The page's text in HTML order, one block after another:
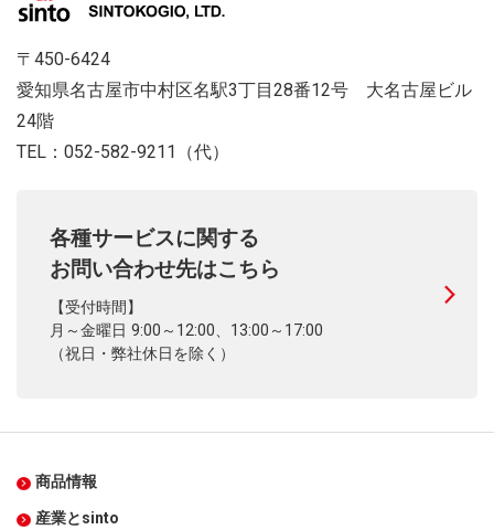
〒450-6424
愛知県名古屋市中村区名駅3丁目28番12号 大名古屋ビル
24階
TEL：052-582-9211（代）
各種サービスに関する
お問い合わせ先はこちら
【受付時間】
月～金曜日 9:00～12:00、13:00～17:00
（祝日・弊社休日を除く）
商品情報
産業とsinto